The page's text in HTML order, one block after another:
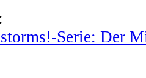
Serie: Der